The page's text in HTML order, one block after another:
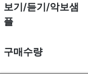
보기/듣기/악보샘
플
구매수량